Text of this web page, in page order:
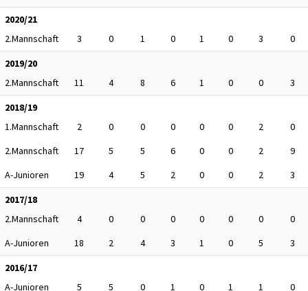
2020/21
2.Mannschaft
3 0 1 0 1 0 3
0
2019/20
2.Mannschaft
11 4 8 6 1 0 0
3
2018/19
1.Mannschaft
2 0 0 0 0 0 2
0
2.Mannschaft
17 5 5 6 0 0 2
9
A-Junioren
19 4 5 2 0 0 2
3
2017/18
2.Mannschaft
4 0 0 0 0 0 0
0
A-Junioren
18 2 4 3 1 0 5
3
2016/17
A-Junioren
5 5 0 1 0 1 1
0